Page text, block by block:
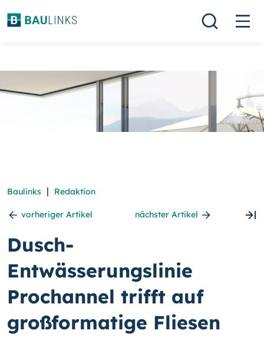
Baulinks | Redaktion
vorheriger Artikel nächster Artikel
Dusch-
Entwässerungslinie
Prochannel trifft auf
großformatige Fliesen